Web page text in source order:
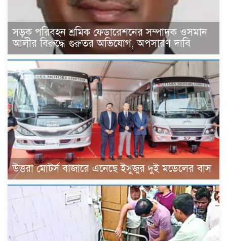
সড়ক পরিবহন শ্রমিক ফেডারেশনের সম্পাদক ওসমান
আলীর বিরুদ্ধে গুরুতর অভিযোগ, অপসারণ দাবি
উত্তরা মোটর্স বাজারে এনেছে ইসুজুর দুই মডেলের বাস